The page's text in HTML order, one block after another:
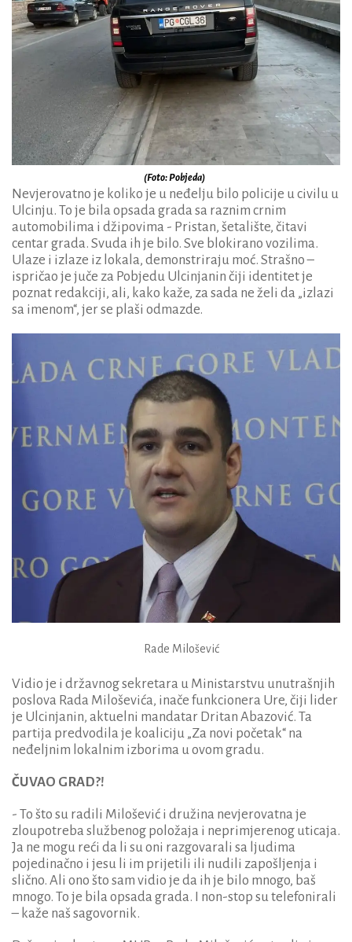
(Foto: Pobjeda)
Nevjerovatno je koliko je u neđelju bilo policije u civilu u
Ulcinju. To je bila opsada grada sa raznim crnim
automobilima i džipovima - Pristan, šetalište, čitavi
centar grada. Svuda ih je bilo. Sve blokirano vozilima.
Ulaze i izlaze iz lokala, demonstriraju moć. Strašno –
ispričao je juče za Pobjedu Ulcinjanin čiji identitet je
poznat redakciji, ali, kako kaže, za sada ne želi da „izlazi
sa imenom“, jer se plaši odmazde.
Rade Milošević
Vidio je i državnog sekretara u Ministarstvu unutrašnjih
poslova Rada Miloševića, inače funkcionera Ure, čiji lider
je Ulcinjanin, aktuelni mandatar Dritan Abazović. Ta
partija predvodila je koaliciju „Za novi početak“ na
neđeljnim lokalnim izborima u ovom gradu.
ČUVAO GRAD?!
- To što su radili Milošević i družina nevjerovatna je
zloupotreba službenog položaja i neprimjerenog uticaja.
Ja ne mogu reći da li su oni razgovarali sa ljudima
pojedinačno i jesu li im prijetili ili nudili zapošljenja i
slično. Ali ono što sam vidio je da ih je bilo mnogo, baš
mnogo. To je bila opsada grada. I non-stop su telefonirali
– kaže naš sagovornik.